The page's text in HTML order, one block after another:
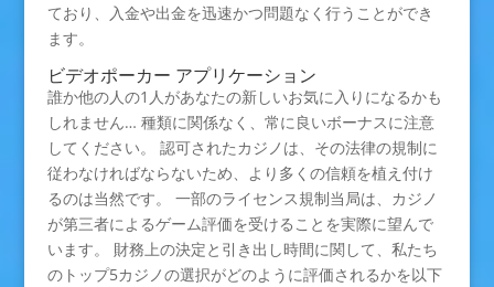
ており、入金や出金を迅速かつ問題なく行うことができ
ます。
ビデオポーカー アプリケーション
誰か他の人の1人があなたの新しいお気に入りになるかも
しれません… 種類に関係なく、常に良いボーナスに注意
してください。 認可されたカジノは、その法律の規制に
従わなければならないため、より多くの信頼を植え付け
るのは当然です。 一部のライセンス規制当局は、カジノ
が第三者によるゲーム評価を受けることを実際に望んで
います。 財務上の決定と引き出し時間に関して、私たち
のトップ5カジノの選択がどのように評価されるかを以下